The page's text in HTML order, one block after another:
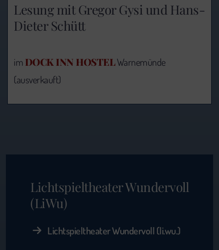
Lesung mit Gregor Gysi und Hans-
Dieter Schütt
imDOCK INN HOSTELWarnemünde
(ausverkauft)
Lichtspieltheater Wundervoll
(LiWu)
Lichtspieltheater Wundervoll (li.wu.)